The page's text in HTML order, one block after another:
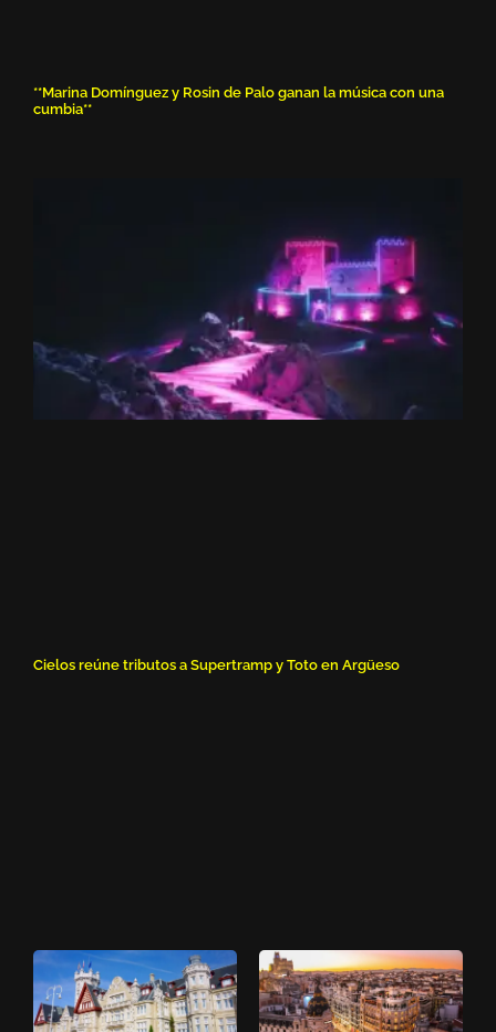
**Marina Domínguez y Rosin de Palo ganan la música con una
cumbia**
Cielos reúne tributos a Supertramp y Toto en Argüeso